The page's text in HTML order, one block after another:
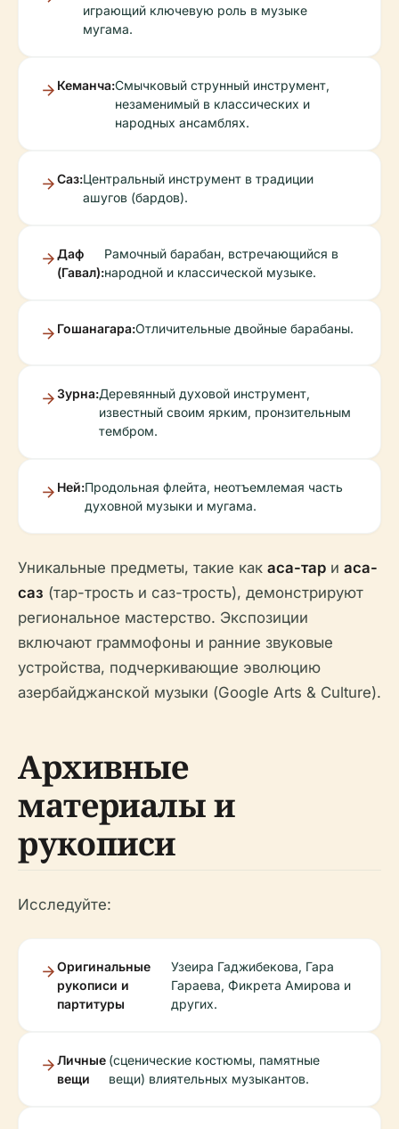
играющий ключевую роль в музыке
мугама.
Кеманча:Смычковый струнный инструмент,
незаменимый в классических и
народных ансамблях.
Саз:Центральный инструмент в традиции
ашугов (бардов).
Даф
(Гавал):
Рамочный барабан, встречающийся в
народной и классической музыке.
Гошанагара:Отличительные двойные барабаны.
Зурна:Деревянный духовой инструмент,
известный своим ярким, пронзительным
тембром.
Ней:Продольная флейта, неотъемлемая часть
духовной музыки и мугама.
Уникальные предметы, такие как аса-тар и аса-
саз (тар-трость и саз-трость), демонстрируют
региональное мастерство. Экспозиции
включают граммофоны и ранние звуковые
устройства, подчеркивающие эволюцию
азербайджанской музыки (Google Arts & Culture).
Архивные
материалы и
рукописи
Исследуйте:
Оригинальные
рукописи и
партитуры
Узеира Гаджибекова, Гара
Гараева, Фикрета Амирова и
других.
Личные
вещи
(сценические костюмы, памятные
вещи) влиятельных музыкантов.